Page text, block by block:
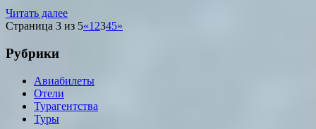
Читать далее
Страница 3 из 5«1 2345»
Рубрики
Авиабилеты
Отели
Турагентства
Туры